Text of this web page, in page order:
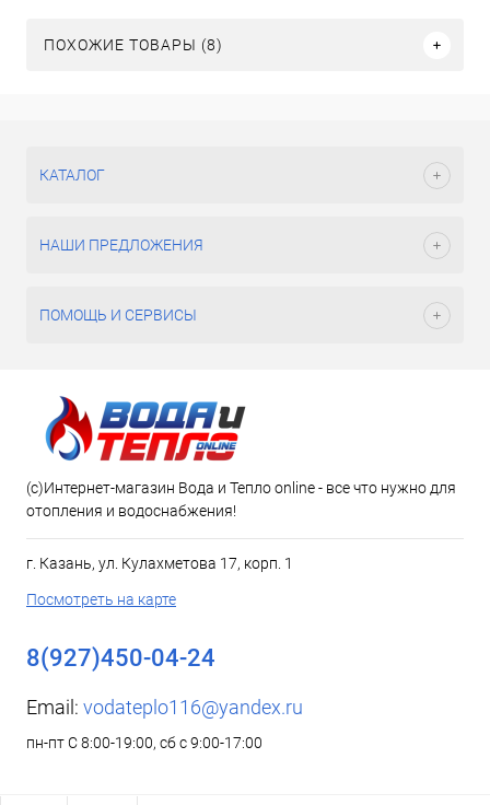
ПОХОЖИЕ ТОВАРЫ (8)
КАТАЛОГ
НАШИ ПРЕДЛОЖЕНИЯ
ПОМОЩЬ И СЕРВИСЫ
(c)Интернет-магазин Вода и Тепло online - все что нужно для
отопления и водоснабжения!
г. Казань, ул. Кулахметова 17, корп. 1
Посмотреть на карте
8(927)450-04-24
Email: vodateplo116@yandex.ru
пн-пт С 8:00-19:00, сб с 9:00-17:00